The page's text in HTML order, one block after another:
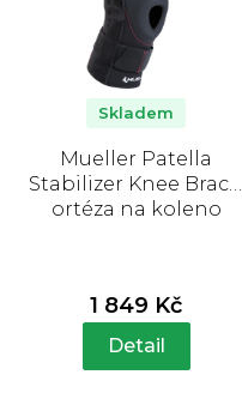
Mueller Patella
Stabilizer Knee Brace,
ortéza na koleno
Skladem
1 849 Kč
Detail